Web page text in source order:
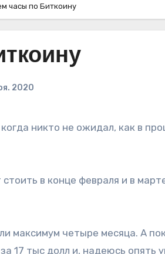
часы по Биткоину
2020
никто не ожидал, как в
в конце февраля и в
максимум четыре месяца. А
17 тыс долл и, надеюсь опять